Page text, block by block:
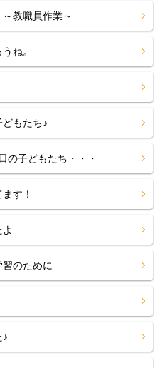
教職員作業～
ね。
もたち♪
子どもたち・・・
す！
のために